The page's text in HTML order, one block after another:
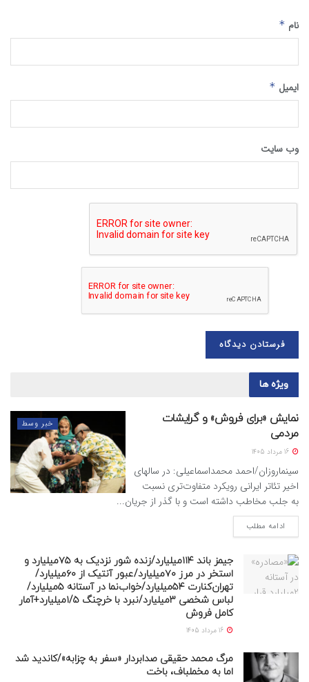
نام *
ایمیل *
وب‌ سایت
ویژه ها
خبر وسط
نمایش «برای فروش» و گرایشات
مردمی
سینماروزان/احمد محمداسماعیلی: در سالهای
اخیر تئاتر ایرانی رویکرد متفاوت‌تری نسبت
به جلب مخاطب داشته است و با گذر از جریان...
ادامه مطلب
جیمز باند ۱۱۴میلیارد/زنده شور نزدیک به ۷۵میلیارد و
استخر در مرز ۷۰میلیارد/عبور آنتیک از ۶۰میلیارد/
تهران‌کنارت ۵۴میلیارد/خواب‌نما در آستانه ۵میلیارد/
لباس شخصی ۳میلیارد/نبرد با خرچنگ ۱/۵میلیارد+آمار
کامل فروش
مرگ محمد حقیقی صدابردار «سفر به چزابه»/کاندید شد
اما به مخملباف، باخت